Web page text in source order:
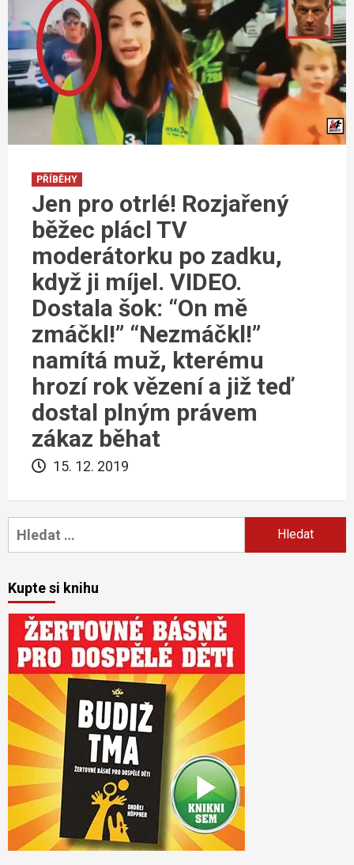
PŘÍBĚHY
Jen pro otrlé! Rozjařený
běžec plácl TV
moderátorku po zadku,
když ji míjel. VIDEO.
Dostala šok: “On mě
zmáčkl!” “Nezmáčkl!”
namítá muž, kterému
hrozí rok vězení a již teď
dostal plným právem
zákaz běhat
15. 12. 2019
Vyhledávání
Kupte si knihu